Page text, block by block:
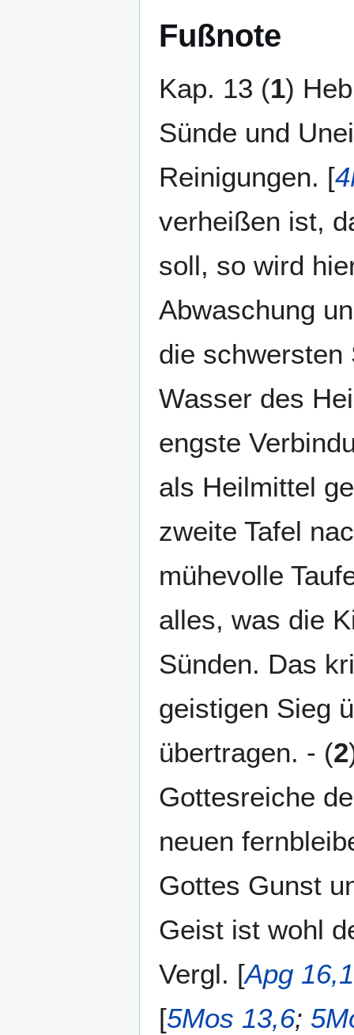
Fußnote
Kap. 13 (1)
Sünde und
Reinigungen. [
verheißen ist,
soll, so wird
Abwaschung
die schwersten
Wasser des
engste
als Heilmittel
zweite Tafel
mühevolle
alles, was die
Sünden. Das
geistigen Sieg
übertragen. - (2
Gottesreiche
neuen
Gottes Gunst
Geist ist wohl
Vergl. [Apg
[5Mos 13,6;